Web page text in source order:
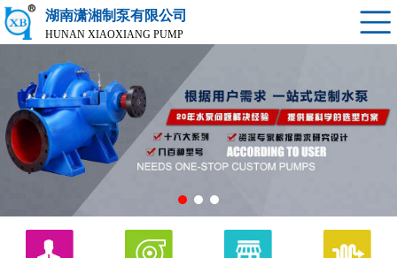
湖南潇湘制泵有限公司
HUNAN XIAOXIANG PUMP